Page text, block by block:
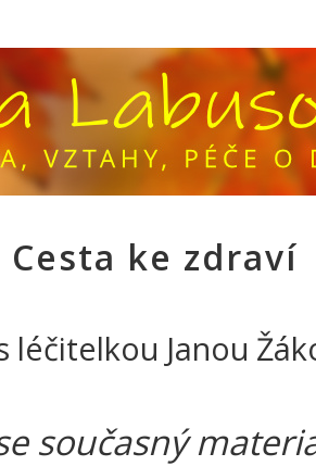
Cesta ke zdraví
léčitelkou Janou
současný